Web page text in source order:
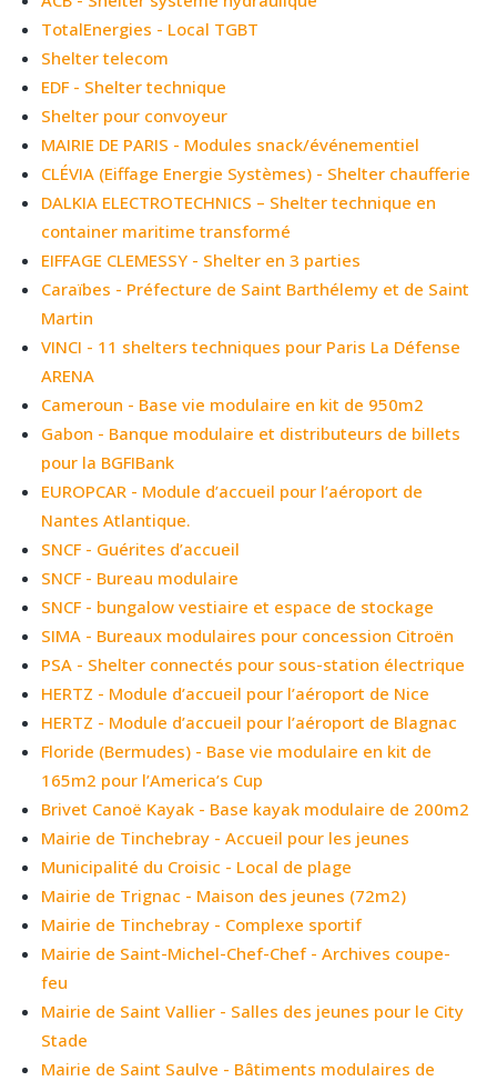
TotalEnergies - Local TGBT
Shelter telecom
EDF - Shelter technique
Shelter pour convoyeur
MAIRIE DE PARIS - Modules snack/événementiel
CLÉVIA (Eiffage Energie Systèmes) - Shelter chaufferie
DALKIA ELECTROTECHNICS – Shelter technique en
container maritime transformé
EIFFAGE CLEMESSY - Shelter en 3 parties
Caraïbes - Préfecture de Saint Barthélemy et de Saint
Martin
VINCI - 11 shelters techniques pour Paris La Défense
ARENA
Cameroun - Base vie modulaire en kit de 950m2
Gabon - Banque modulaire et distributeurs de billets
pour la BGFIBank
EUROPCAR - Module d’accueil pour l’aéroport de
Nantes Atlantique.
SNCF - Guérites d’accueil
SNCF - Bureau modulaire
SNCF - bungalow vestiaire et espace de stockage
SIMA - Bureaux modulaires pour concession Citroën
PSA - Shelter connectés pour sous-station électrique
HERTZ - Module d’accueil pour l’aéroport de Nice
HERTZ - Module d’accueil pour l’aéroport de Blagnac
Floride (Bermudes) - Base vie modulaire en kit de
165m2 pour l’America’s Cup
Brivet Canoë Kayak - Base kayak modulaire de 200m2
Mairie de Tinchebray - Accueil pour les jeunes
Municipalité du Croisic - Local de plage
Mairie de Trignac - Maison des jeunes (72m2)
Mairie de Tinchebray - Complexe sportif
Mairie de Saint-Michel-Chef-Chef - Archives coupe-
feu
Mairie de Saint Vallier - Salles des jeunes pour le City
Stade
Mairie de Saint Saulve - Bâtiments modulaires de